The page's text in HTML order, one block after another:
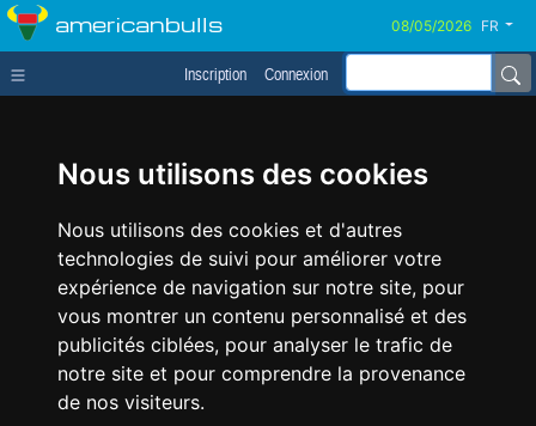
Nous utilisons des cookies
Nous utilisons des cookies et d'autres
technologies de suivi pour améliorer votre
expérience de navigation sur notre site, pour
vous montrer un contenu personnalisé et des
publicités ciblées, pour analyser le trafic de
notre site et pour comprendre la provenance
de nos visiteurs.
americanbulls FR
Inscription Connexion